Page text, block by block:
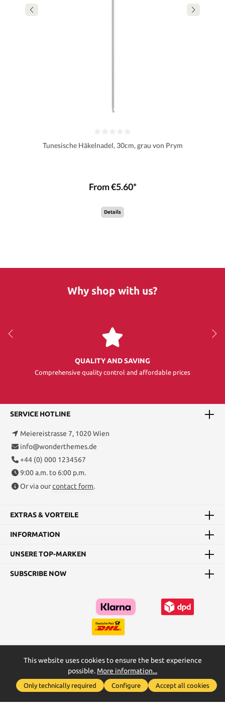
Tunesische Häkelnadel, 30cm, grau von Prym
From €5.60*
Details
Why shop with us?
QUALITY AND SAVING
Comprehensive quality control and affordable prices
SERVICE HOTLINE
Meiereistrasse 7, 1020 Wien
info@wonderthemes.de
+44 (0) 000 1234567
9:00 a.m. to 6:00 p.m.
Or via ourcontact form.
EXTRAS & VORTEILE
INFORMATION
UNSERE TOP-MARKEN
SUBSCRIBE NOW
Kataloge Maßtabellen & Grundanleitungen
* All prices incl. VAT plusshipping costsand possible delivery
Show toolbar
This website uses cookies to ensure the best experience
possible. More information...
Only technically required Configure Accept all cookies